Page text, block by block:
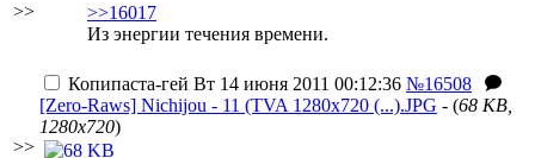
>>
>>16017
Из энергии течения времени.
>>
Копипаста-гей Вт 14 июня 2011 00:12:36 №16508
[Zero-Raws] Nichijou - 11 (TVA 1280x720 (...).JPG - (68 KB,
1280x720)